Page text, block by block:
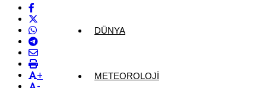
DÜNYA
METEOROLOJI
+